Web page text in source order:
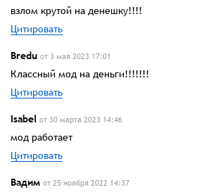
взлом крутой на денешку!!!!
Цитировать
Bredu от 3 мая 2023 17:01
Классный мод на деньги!!!!!!!
Цитировать
Isabel от 30 марта 2023 14:46
мод работает
Цитировать
Вадим от 25 ноября 2022 14:37